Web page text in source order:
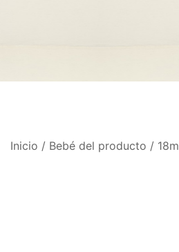
Inicio / Bebé del producto / 18m